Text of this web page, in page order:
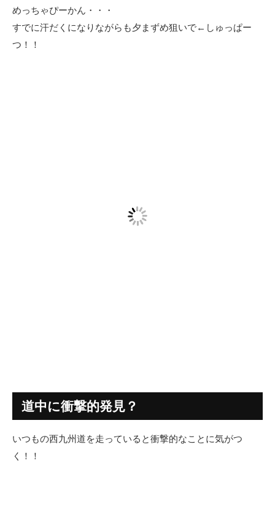
めっちゃぴーかん・・・
すでに汗だくになりながらも夕まずめ狙いで←しゅっぱー
つ！！
道中に衝撃的発見？
いつもの西九州道を走っていると衝撃的なことに気がつ
く！！